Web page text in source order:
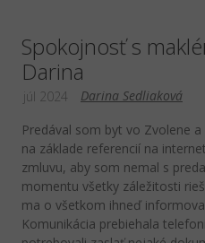
Spokojnosť s
Darina
Darina Sedliaková
júl 2024
Predával som byt vo Zvolene
na základe referencií na
zmluvu, aby som nemal s
momentu všetky záležitosti
ma o všetkom ihneď
Komunikácia prebiehala